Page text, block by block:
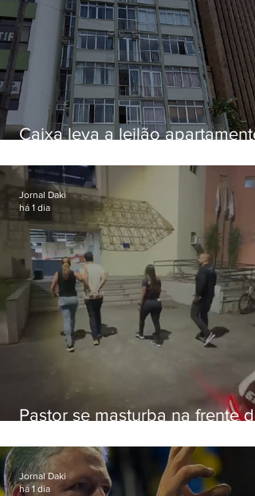
Caixa leva a leilão apartamento
Botafogo
Pastor se masturba na frente de
Jornal Daki
há 1 dia
Jornal Daki
há 1 dia